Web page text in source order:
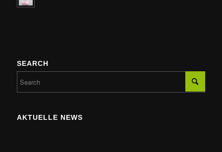
SEARCH
AKTUELLE NEWS